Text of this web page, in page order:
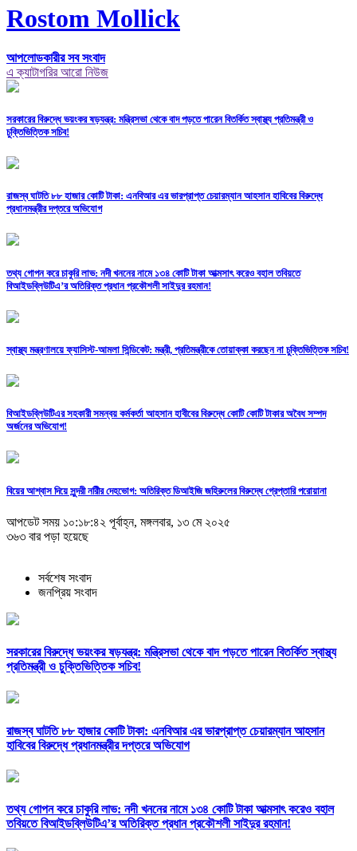
Rostom Mollick
আপলোডকারীর সব সংবাদ
এ ক্যাটাগরির আরো নিউজ
সরকারের বিরুদ্ধে ভয়ংকর ষড়যন্ত্র: মন্ত্রিসভা থেকে বাদ পড়তে পারেন বিতর্কিত স্বাস্থ্য প্রতিমন্ত্রী ও
চুক্তিভিত্তিক সচিব!
রাজস্ব ঘাটতি ৮৮ হাজার কোটি টাকা: এনবিআর এর ভারপ্রাপ্ত চেয়ারম্যান আহসান হাবিবের বিরুদ্ধে
প্রধানমন্ত্রীর দপ্তরে অভিযোগ
তথ্য গোপন করে চাকুরি লাভ: নদী খননের নামে ১৩৪ কোটি টাকা আত্মসাৎ করেও বহাল তবিয়তে
বিআইডব্লিউটিএ’র অতিরিক্ত প্রধান প্রকৌশলী সাইদুর রহমান!
স্বাস্থ্য মন্ত্রণালয়ে ফ্যাসিস্ট-আমলা সিন্ডিকেট: মন্ত্রী, প্রতিমন্ত্রীকে তোয়াক্কা করছেন না চুক্তিভিত্তিক সচিব!
বিআইডব্লিউটিএর সহকারী সমন্বয় কর্মকর্তা আহসান হাবীবের বিরুদ্ধে কোটি কোটি টাকার অবৈধ সম্পদ
অর্জনের অভিযোগ!
বিয়ের আশ্বাস দিয়ে সুন্দরী নরিীর দেহভোগ: অতিরিক্ত ডিআইজি জহিরুলের বিরুদ্ধে গ্রেপ্তারি পরোয়ানা
আপডেট সময় ১০:১৮:৪২ পূর্বাহ্ন, মঙ্গলবার, ১৩ মে ২০২৫
৩৬৩ বার পড়া হয়েছে
সর্বশেষ সংবাদ
জনপ্রিয় সংবাদ
সরকারের বিরুদ্ধে ভয়ংকর ষড়যন্ত্র: মন্ত্রিসভা থেকে বাদ পড়তে পারেন বিতর্কিত স্বাস্থ্য
প্রতিমন্ত্রী ও চুক্তিভিত্তিক সচিব!
রাজস্ব ঘাটতি ৮৮ হাজার কোটি টাকা: এনবিআর এর ভারপ্রাপ্ত চেয়ারম্যান আহসান
হাবিবের বিরুদ্ধে প্রধানমন্ত্রীর দপ্তরে অভিযোগ
তথ্য গোপন করে চাকুরি লাভ: নদী খননের নামে ১৩৪ কোটি টাকা আত্মসাৎ করেও বহাল
তবিয়তে বিআইডব্লিউটিএ’র অতিরিক্ত প্রধান প্রকৌশলী সাইদুর রহমান!